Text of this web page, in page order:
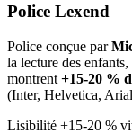
Police Lexend
Police conçue par
la lecture des
montrent +15-20 %
(Inter, Helvetica,
Lisibilité +15-20 %